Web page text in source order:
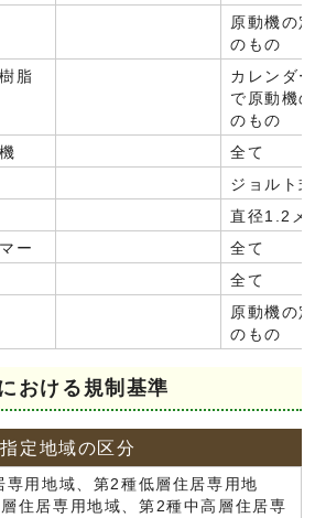
原動機の
のもの
脂
カレンダ
で原動機
のもの
全て
ジョルト
直径1.2メ
ー
全て
全て
原動機の
のもの
おける規制基準
指定地域の区分
専用地域、第2種低層住居専用地
住居専用地域、第2種中高層住居専